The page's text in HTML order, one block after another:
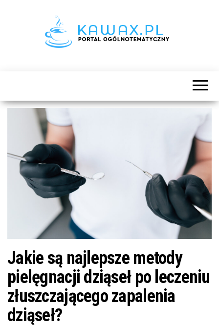
Jakie są najlepsze metody
pielęgnacji dziąseł po leczeniu
złuszczającego zapalenia
dziąseł?